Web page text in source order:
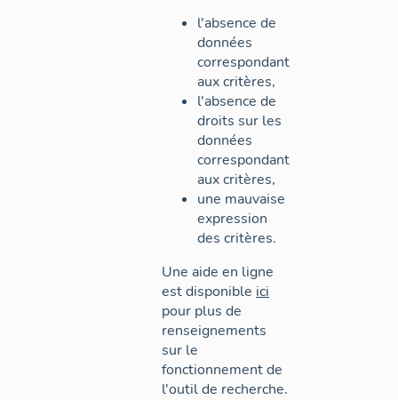
l'absence de
données
correspondant
aux critères,
l'absence de
droits sur les
données
correspondant
aux critères,
une mauvaise
expression
des critères.
Une aide en ligne
est disponible ici
pour plus de
renseignements
sur le
fonctionnement de
l'outil de recherche.